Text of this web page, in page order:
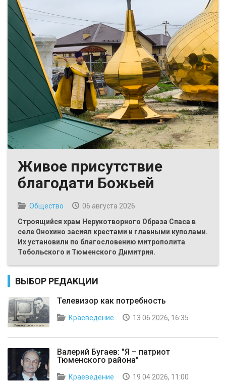
Живое присутствие
благодати Божьей
Общество
06 августа 2026
Строящийся храм Нерукотворного Образа Спаса в
селе Онохино засиял крестами и главными куполами.
Их установили по благословению митрополита
Тобольского и Тюменского Димитрия.
ВЫБОР РЕДАКЦИИ
Телевизор как потребность
Краеведение 13 06 2026, 16:35
Валерий Бугаев: "Я – патриот
Тюменского района"
Краеведение 19 04 2026, 11:00